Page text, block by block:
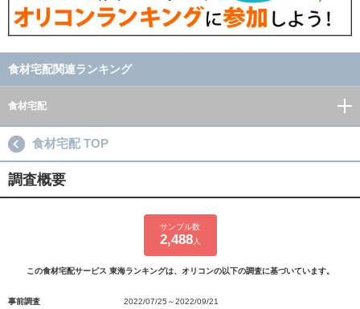
食材宅配関連ランキング
食材宅配
食材宅配 TOP
調査概要
サンプル数
2,488人
この食材宅配サービス 東海ランキングは、オリコンの以下の調査に基づいています。
事前調査
2022/07/25～2022/09/21